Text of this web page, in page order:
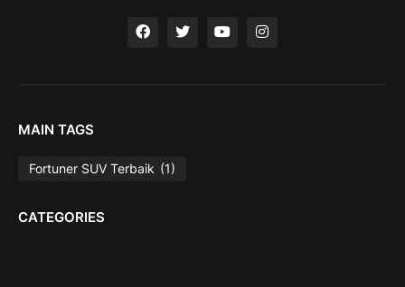
MAIN TAGS
Fortuner SUV Terbaik (1)
CATEGORIES